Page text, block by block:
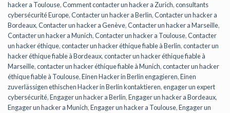
hacker a Toulouse,Comment contacter un hacker a Zurich,consultants
cybersécurité Europe,Contacter un hacker a Berlin,Contacter un hacker a
Bordeaux,Contacter un hacker a Genève,Contacter un hacker a Marseille,
Contacter un hacker a Munich,Contacter un hacker a Toulouse,Contacter
un hacker éthique,contacter un hacker éthique fiable à Berlin,contacter un
hacker éthique fiable à Bordeaux,contacter un hacker éthique fiable à
Marseille,contacter un hacker éthique fiable à Munich,contacter un hacker
éthique fiable à Toulouse,Einen Hacker in Berlin engagieren,Einen
zuverlässigen ethischen Hacker in Berlin kontaktieren,engager un expert
cybersécurité,Engager un hacker a Berlin,Engager un hacker a Bordeaux,
Engager un hacker a Munich,Engager un hacker a Toulouse,Engager un